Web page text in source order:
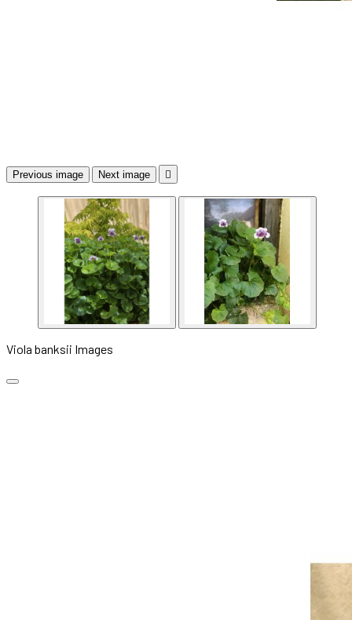
Previous image Next image 
Viola banksii Images